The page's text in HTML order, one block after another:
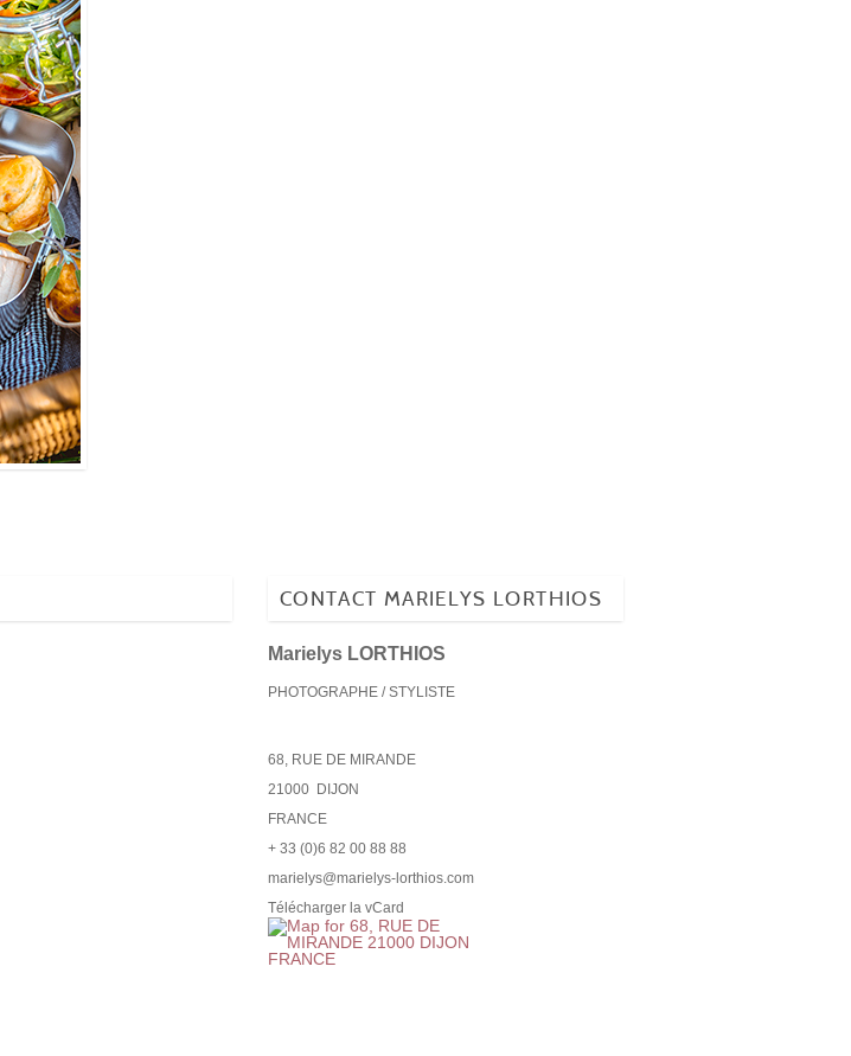
CONTACT MARIELYS LORTHIOS
Marielys LORTHIOS
PHOTOGRAPHE / STYLISTE
68, RUE DE MIRANDE
21000 DIJON
FRANCE
+ 33 (0)6 82 00 88 88
marielys@marielys-lorthios.com
Télécharger la vCard